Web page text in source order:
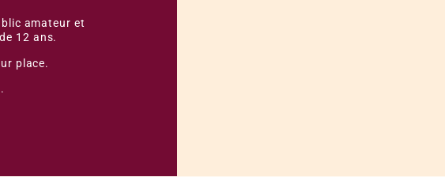
amateur et
12 ans.
place.